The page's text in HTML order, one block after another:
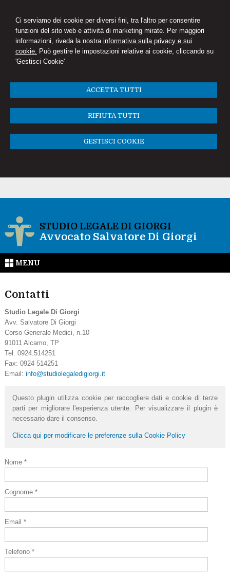
Ci serviamo dei cookie per diversi fini, tra l'altro per consentire
funzioni del sito web e attività di marketing mirate. Per maggiori
informazioni, riveda la nostra informativa sulla privacy e sui
cookie. Può gestire le impostazioni relative ai cookie, cliccando su
'Gestisci Cookie'
ACCETTA TUTTI
RIFIUTA TUTTI
GESTISCI COOKIE
STUDIO LEGALE DI GIORGI
Avvocato Salvatore Di Giorgi
MENU
Contatti
Studio Legale Di Giorgi
Avv. Salvatore Di Giorgi
Corso Generale Medici, n.10
91011 Alcamo, TP
Tel: 0924.514251
Fax: 0924 514251
Email: info@studiolegaledigiorgi.it
Questo plugin utilizza cookie per raccogliere dati e cookie di terze
parti per migliorare l'esperienza utente. Per visualizzare il plugin è
necessario dare il consenso.
Clicca qui per modificare le preferenze sulla Cookie Policy
Nome *
Cognome *
Email *
Telefono *